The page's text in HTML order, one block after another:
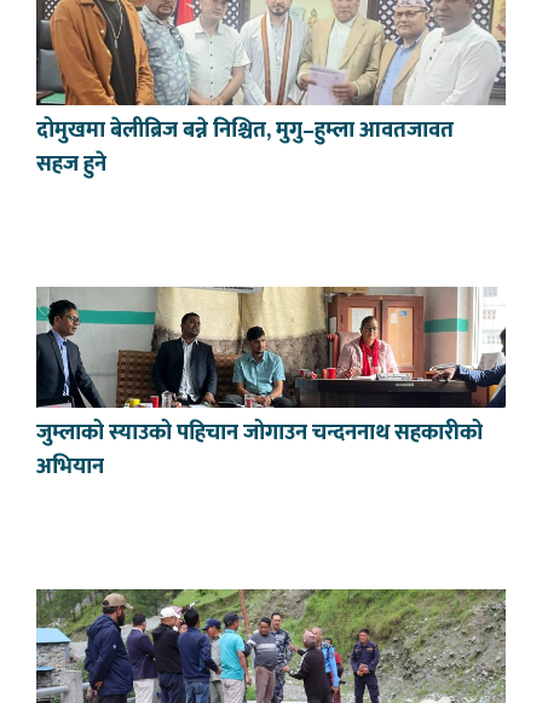
दोमुखमा बेलीब्रिज बन्ने निश्चित, मुगु–हुम्ला आवतजावत
सहज हुने
जुम्लाको स्याउको पहिचान जोगाउन चन्दननाथ सहकारीको
अभियान